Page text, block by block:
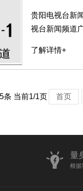
贵阳电视台新
视台新闻频道
了解详情+
条 当前1/1页 首页
量
根据